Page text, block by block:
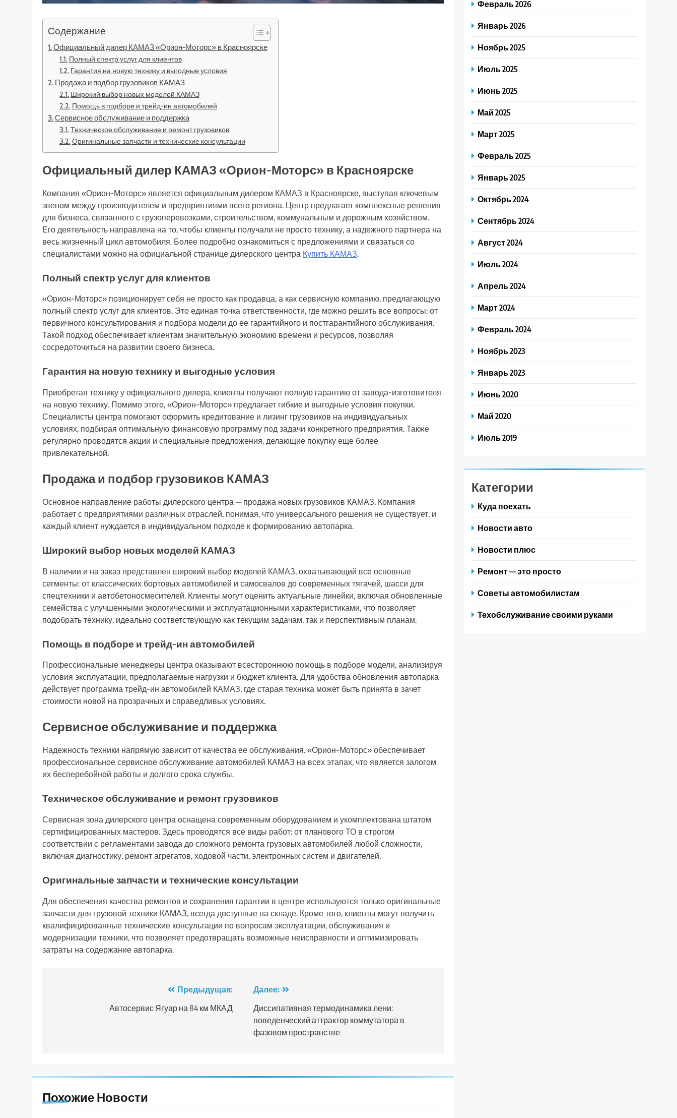
Содержание
Официальный дилер КАМАЗ «Орион-Моторс» в Красноярске
Полный спектр услуг для клиентов
Гарантия на новую технику и выгодные условия
Продажа и подбор грузовиков КАМАЗ
Широкий выбор новых моделей КАМАЗ
Помощь в подборе и трейд-ин автомобилей
Сервисное обслуживание и поддержка
Техническое обслуживание и ремонт грузовиков
Оригинальные запчасти и технические консультации
Официальный дилер КАМАЗ «Орион-Моторс» в Красноярске
Компания «Орион-Моторс» является официальным дилером КАМАЗ в Красноярске, выступая ключевым
звеном между производителем и предприятиями всего региона. Центр предлагает комплексные решения
для бизнеса, связанного с грузоперевозками, строительством, коммунальным и дорожным хозяйством.
Его деятельность направлена на то, чтобы клиенты получали не просто технику, а надежного партнера на
весь жизненный цикл автомобиля. Более подробно ознакомиться с предложениями и связаться со
специалистами можно на официальной странице дилерского центра Купить КАМАЗ.
Полный спектр услуг для клиентов
«Орион-Моторс» позиционирует себя не просто как продавца, а как сервисную компанию, предлагающую
полный спектр услуг для клиентов. Это единая точка ответственности, где можно решить все вопросы: от
первичного консультирования и подбора модели до ее гарантийного и постгарантийного обслуживания.
Такой подход обеспечивает клиентам значительную экономию времени и ресурсов, позволяя
сосредоточиться на развитии своего бизнеса.
Гарантия на новую технику и выгодные условия
Приобретая технику у официального дилера, клиенты получают полную гарантию от завода-изготовителя
на новую технику. Помимо этого, «Орион-Моторс» предлагает гибкие и выгодные условия покупки.
Специалисты центра помогают оформить кредитование и лизинг грузовиков на индивидуальных
условиях, подбирая оптимальную финансовую программу под задачи конкретного предприятия. Также
регулярно проводятся акции и специальные предложения, делающие покупку еще более
привлекательной.
Продажа и подбор грузовиков КАМАЗ
Основное направление работы дилерского центра — продажа новых грузовиков КАМАЗ. Компания
работает с предприятиями различных отраслей, понимая, что универсального решения не существует, и
каждый клиент нуждается в индивидуальном подходе к формированию автопарка.
Широкий выбор новых моделей КАМАЗ
В наличии и на заказ представлен широкий выбор моделей КАМАЗ, охватывающий все основные
сегменты: от классических бортовых автомобилей и самосвалов до современных тягачей, шасси для
спецтехники и автобетоносмесителей. Клиенты могут оценить актуальные линейки, включая обновленные
семейства с улучшенными экологическими и эксплуатационными характеристиками, что позволяет
подобрать технику, идеально соответствующую как текущим задачам, так и перспективным планам.
Помощь в подборе и трейд-ин автомобилей
Профессиональные менеджеры центра оказывают всестороннюю помощь в подборе модели, анализируя
условия эксплуатации, предполагаемые нагрузки и бюджет клиента. Для удобства обновления автопарка
действует программа трейд-ин автомобилей КАМАЗ, где старая техника может быть принята в зачет
стоимости новой на прозрачных и справедливых условиях.
Сервисное обслуживание и поддержка
Надежность техники напрямую зависит от качества ее обслуживания. «Орион-Моторс» обеспечивает
профессиональное сервисное обслуживание автомобилей КАМАЗ на всех этапах, что является залогом
их бесперебойной работы и долгого срока службы.
Техническое обслуживание и ремонт грузовиков
Сервисная зона дилерского центра оснащена современным оборудованием и укомплектована штатом
сертифицированных мастеров. Здесь проводятся все виды работ: от планового ТО в строгом
соответствии с регламентами завода до сложного ремонта грузовых автомобилей любой сложности,
включая диагностику, ремонт агрегатов, ходовой части, электронных систем и двигателей.
Оригинальные запчасти и технические консультации
Для обеспечения качества ремонтов и сохранения гарантии в центре используются только оригинальные
запчасти для грузовой техники КАМАЗ, всегда доступные на складе. Кроме того, клиенты могут получить
квалифицированные технические консультации по вопросам эксплуатации, обслуживания и
модернизации техники, что позволяет предотвращать возможные неисправности и оптимизировать
затраты на содержание автопарка.
Предыдущая:
Автосервис Ягуар на 84 км МКАД
Далее:
Диссипативная термодинамика лени:
поведенческий аттрактор коммутатора в
фазовом пространстве
Похожие Новости
Февраль 2026
Январь 2026
Ноябрь 2025
Июль 2025
Июнь 2025
Май 2025
Март 2025
Февраль 2025
Январь 2025
Октябрь 2024
Сентябрь 2024
Август 2024
Июль 2024
Апрель 2024
Март 2024
Февраль 2024
Ноябрь 2023
Январь 2023
Июнь 2020
Май 2020
Июль 2019
Категории
Куда поехать
Новости авто
Новости плюс
Ремонт — это просто
Советы автомобилистам
Техобслуживание своими руками